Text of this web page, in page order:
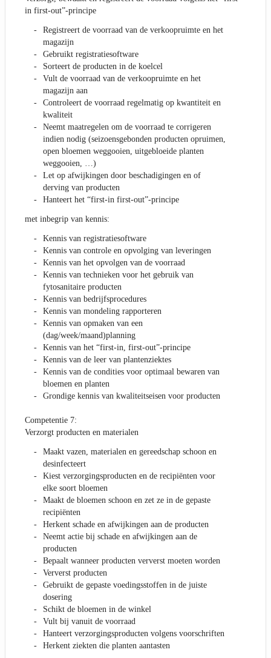
in first-out”-principe
Registreert de voorraad van de verkoopruimte en het
magazijn
Gebruikt registratiesoftware
Sorteert de producten in de koelcel
Vult de voorraad van de verkoopruimte en het
magazijn aan
Controleert de voorraad regelmatig op kwantiteit en
kwaliteit
Neemt maatregelen om de voorraad te corrigeren
indien nodig (seizoensgebonden producten opruimen,
open bloemen weggooien, uitgebloeide planten
weggooien, …)
Let op afwijkingen door beschadigingen en of
derving van producten
Hanteert het “first-in first-out”-principe
met inbegrip van kennis:
Kennis van registratiesoftware
Kennis van controle en opvolging van leveringen
Kennis van het opvolgen van de voorraad
Kennis van technieken voor het gebruik van
fytosanitaire producten
Kennis van bedrijfsprocedures
Kennis van mondeling rapporteren
Kennis van opmaken van een
(dag/week/maand)planning
Kennis van het “first-in, first-out”-principe
Kennis van de leer van plantenziektes
Kennis van de condities voor optimaal bewaren van
bloemen en planten
Grondige kennis van kwaliteitseisen voor producten
Competentie 7:
Verzorgt producten en materialen
Maakt vazen, materialen en gereedschap schoon en
desinfecteert
Kiest verzorgingsproducten en de recipiënten voor
elke soort bloemen
Maakt de bloemen schoon en zet ze in de gepaste
recipiënten
Herkent schade en afwijkingen aan de producten
Neemt actie bij schade en afwijkingen aan de
producten
Bepaalt wanneer producten ververst moeten worden
Ververst producten
Gebruikt de gepaste voedingsstoffen in de juiste
dosering
Schikt de bloemen in de winkel
Vult bij vanuit de voorraad
Hanteert verzorgingsproducten volgens voorschriften
Herkent ziekten die planten aantasten